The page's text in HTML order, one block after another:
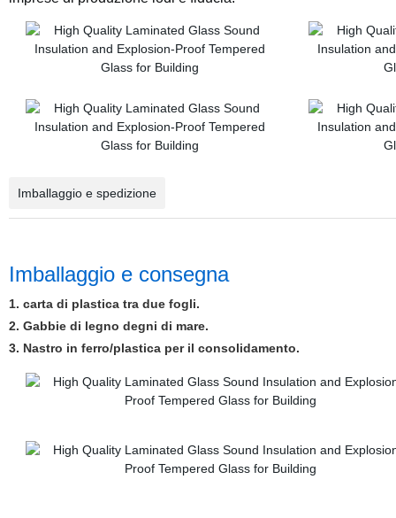
Imballaggio e spedizione
Imballaggio e consegna
1. carta di plastica tra due fogli.
2. Gabbie di legno degni di mare.
3. Nastro in ferro/plastica per il consolidamento.